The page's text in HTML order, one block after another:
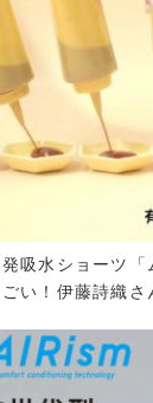
吸水ショーツ
い！伊藤詩織さ